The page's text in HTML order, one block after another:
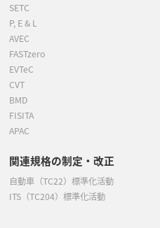
SETC
P, E & L
AVEC
FASTzero
EVTeC
CVT
BMD
FISITA
APAC
関連規格の制定・改正
自動車（TC22）標準化活動
ITS（TC204）標準化活動